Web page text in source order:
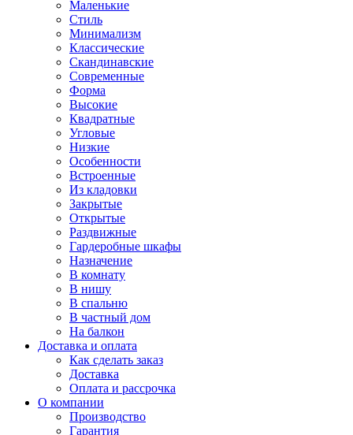
Маленькие
Стиль
Минимализм
Классические
Скандинавские
Современные
Форма
Высокие
Квадратные
Угловые
Низкие
Особенности
Встроенные
Из кладовки
Закрытые
Открытые
Раздвижные
Гардеробные шкафы
Назначение
В комнату
В нишу
В спальню
В частный дом
На балкон
Доставка и оплата
Как сделать заказ
Доставка
Оплата и рассрочка
О компании
Производство
Гарантия